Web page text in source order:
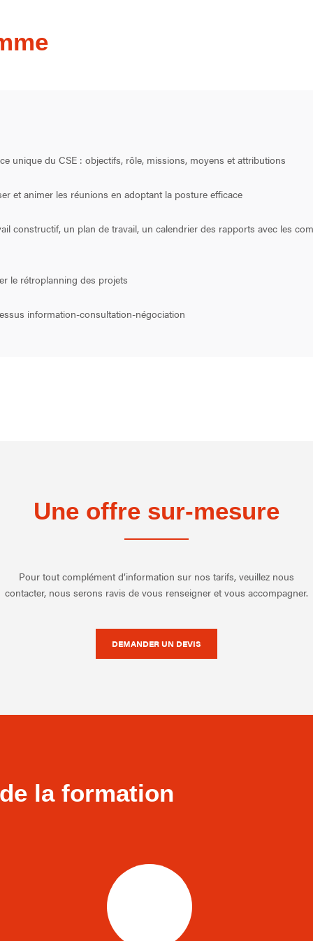
unique du CSE : objectifs, rôle, missions, moyens et attributions
et animer les réunions en adoptant la posture efficace
constructif, un plan de travail, un calendrier des rapports avec les
le rétroplanning des projets
information-consultation-négociation
Une offre sur-mesure
Pour tout complément d’information sur nos tarifs, veuillez nous
contacter, nous serons ravis de vous renseigner et vous accompagner.
DEMANDER UN DEVIS
la formation